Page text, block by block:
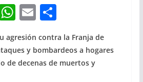
W
at
s
E
ai
l
C
o
m
p
agresión contra la Franja de
y bombardeos a hogares
de decenas de muertos y